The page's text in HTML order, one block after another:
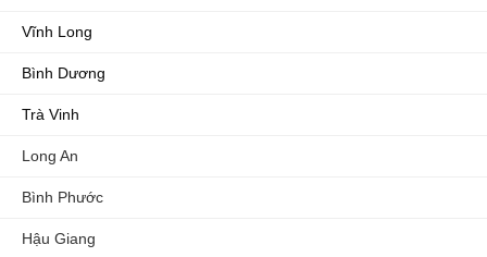
Vĩnh Long
Bình Dương
Trà Vinh
Long An
Bình Phước
Hậu Giang